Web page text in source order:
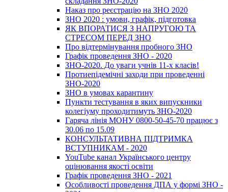
Наказ про реєстрацію на ЗНО 2020
ЗНО 2020 : умови, графік, підготовка
ЯК ВПОРАТИСЯ З НАПРУГОЮ ТА
СТРЕСОМ ПЕРЕД ЗНО
Про відтермінування пробного ЗНО
Графік проведення ЗНО - 2020
ЗНО-2020. До уваги учнів 11-х класів!
Протиепідемічні заходи при проведенні
ЗНО-2020
ЗНО в умовах карантину
Пункти тестування в яких випускники
колегіуму проходитимуть ЗНО-2020
Гаряча лінія МОНУ 0800-50-45-70 працює з
30.06 по 15.09
КОНСУЛЬТАТИВНА ПІДТРИМКА
ВСТУПНИКАМ - 2020
YouTube канал Українського центру
оцінювання якості освіти
Графік проведення ЗНО - 2021
Особливості проведення ДПА у формі ЗНО -